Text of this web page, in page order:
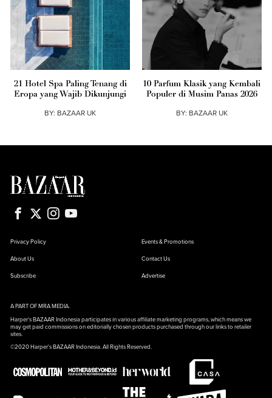
21 Hotel Spa Paling Tenang di
Eropa yang Wajib Dikunjungi
BY: BAZAAR UK
10 Parfum Klasik yang Kembali
Populer di Musim Panas 2026
BY: BAZAAR UK
Privacy Policy Events & Promotions
About Us Contact Us
Subscribe Advertise
A PART OF MRA MEDIA.
Harper's BAZAAR Indonesia participates in various affiliate marketing programs, which means we
may get paid commissions on editorially chosen products purchased through our links to retailer
sites.
©2020 Harper's BAZAAR Indonesia. All Rights Reserved.